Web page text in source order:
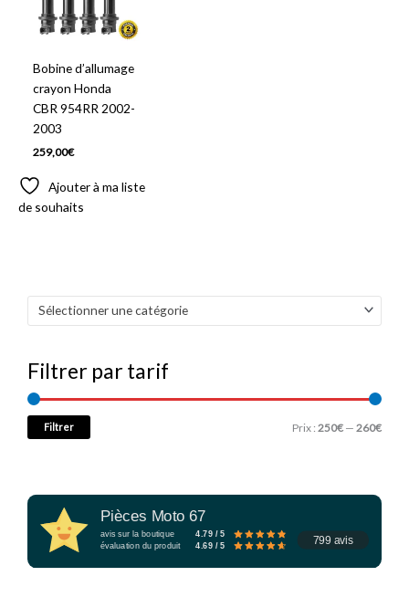
Sélectionner une catégorie
Filtrer par tarif
Filtrer Prix : 250€ — 260€
Pièces Moto 67
avis sur la boutique
4.79 / 5
évaluation du produit
4.69 / 5 799 avis
Bobine d’allumage
crayon Honda
CBR 954RR 2002-
2003
259,00€
Ajouter à ma liste
de souhaits